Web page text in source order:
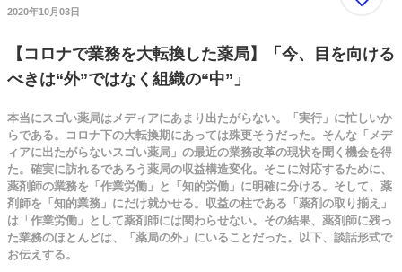
2020年10月03日
【コロナで業務を大転換した薬局】「今、目を向ける
べきは“外”ではなく組織の“中”」
本当にスゴい薬局はメディアにあまり出たがらない。「実行」に忙しいか
らである。コロナ下の大転換期にあっては殊更そうだった。そんな「メデ
ィアに出たがらないスゴい薬局」の最近の業務改革の現状を聞く機会を得
た。確実に訪れるであろう薬局の収益構造変化。そこに対応するために、
薬剤師の業務を「作業労働」と「知的労働」に明確に分ける。そして、薬
剤師を「知的業務」にだけ就かせる。収益の柱である「薬剤の取り揃え」
は「作業労働」として薬剤師には関わらせない。その結果、薬剤師に残っ
た業務のほとんどは、「薬局の外」にいることだった。以下、談話形式で
お伝えする。